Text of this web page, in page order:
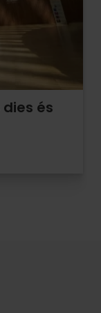
és